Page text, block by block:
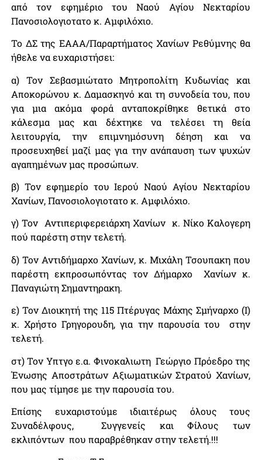
από τον εφημέριο του Ναού Αγίου Νεκταρίου
Πανοσιολογιοτατο κ. Αμφιλόχιο.
Το ΔΣ της ΕΑΑΑ/Παραρτήματος Χανίων Ρεθύμνης θα
ήθελε να ευχαριστήσει:
α) Τον Σεβασμιώτατο Μητροπολίτη Κυδωνίας και
Αποκορώνου κ. Δαμασκηνό και τη συνοδεία του, που
για μια ακόμα φορά ανταποκρίθηκε θετικά στο
κάλεσμα μας και δέχτηκε να τελέσει τη θεία
λειτουργία, την επιμνημόσυνη δέηση και να
προσευχηθεί μαζί μας για την ανάπαυση των ψυχών
αγαπημένων μας προσώπων.
β) Τον εφημερίο του Ιερού Ναού Αγίου Νεκταρίου
Χανίων, Πανοσιολογιοτατο κ. Αμφιλόχιο.
γ) Τον Αντιπεριφερειάρχη Χανίων κ. Νίκο Καλογερη
πού παρέστη στην τελετή.
δ) Τον Αντιδήμαρχο Χανίων, κ. Μιχάλη Τσουπακη που
παρέστη εκπροσωπόντας τον Δήμαρχο Χανίων κ.
Παναγιώτη Σημαντηρακη.
ε) Τον Διοικητή της 115 Πτέρυγας Μάχης Σμήναρχο (Ι)
κ. Χρήστο Γρηγορουδη, για την παρουσία του στην
τελετή.
στ) Τον Υπτγο ε.α. Φινοκαλιωτη Γεώργιο Πρόεδρο της
Ένωσης Αποστράτων Αξιωματικών Στρατού Χανίων,
που μας τίμησε με την παρουσία του.
Επίσης ευχαριστούμε ιδιαιτέρως όλους τους
Συναδέλφους, Συγγενείς και Φίλους των
εκλιπόντων που παραβρέθηκαν στην τελετή.!!!